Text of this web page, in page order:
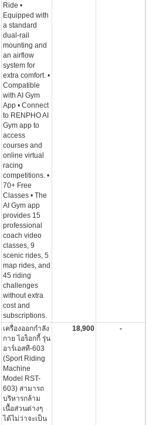
Ride •
Equipped with
a standard
dual-rail
mounting and
an airflow
system for
extra comfort. •
Compatible
with AI Gym
App • Connect
to RENPHO AI
Gym app to
access
courses and
online virtual
racing
competitions. •
70+ Free
Classes • The
AI Gym app
provides 15
professional
coach video
classes, 9
scenic rides, 5
map rides, and
45 riding
challenges
without extra
cost and
subscriptions.
เครื่องออกกำลัง
กาย ไอร็อกกี้ รุ่น
อาร์เอสที-603
(Sport Riding
Machine
Model RST-
603) สามารถ
บริหารกล้าม
เนื้อส่วนต่างๆ
ได้ไม่ว่าจะเป็น
18,900 -